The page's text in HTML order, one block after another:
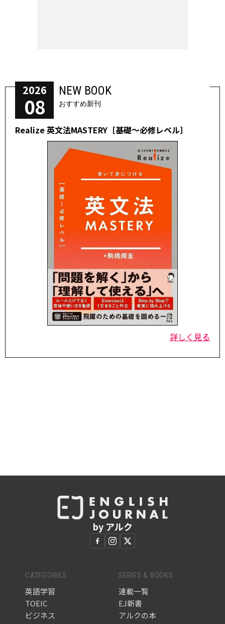
2026
08
NEW BOOK
おすすめ新刊
Realize 英文法MASTERY［基礎～必修レベル］
詳しく見る
by アルク
CATEGORIES
英語学習
TOEIC
ビジネス
SERIES & BOOKS
連載一覧
EJ新書
アルクの本